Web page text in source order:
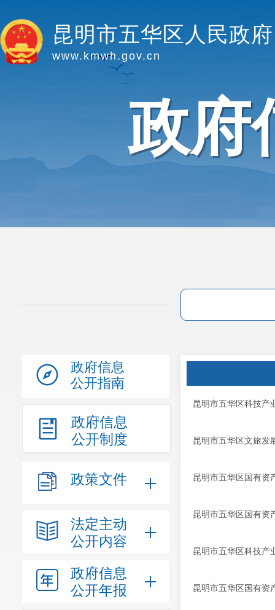
昆明市五华区人民政府
www.kmwh.gov.cn
政府
政府信息
公开指南
政府信息
公开制度
政策文件
法定主动
公开内容
政府信息
公开年报
昆明市五华区科技产
昆明市五华区文旅发
昆明市五华区国有资
昆明市五华区国有资
昆明市五华区科技产
昆明市五华区国有资